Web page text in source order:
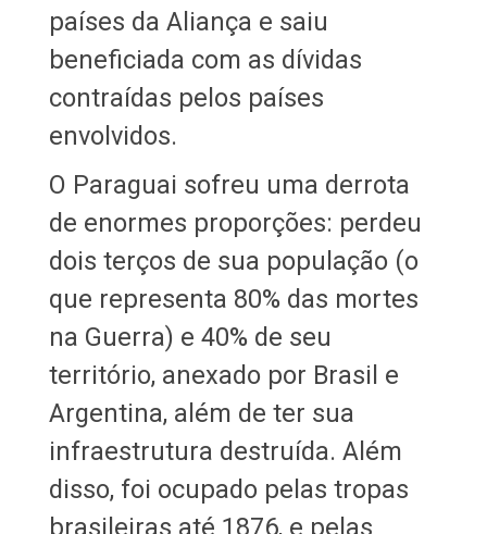
países da Aliança e saiu
beneficiada com as dívidas
contraídas pelos países
envolvidos.
O Paraguai sofreu uma derrota
de enormes proporções: perdeu
dois terços de sua população (o
que representa 80% das mortes
na Guerra) e 40% de seu
território, anexado por Brasil e
Argentina, além de ter sua
infraestrutura destruída. Além
disso, foi ocupado pelas tropas
brasileiras até 1876, e pelas